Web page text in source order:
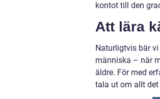
kontot till den
Att lära
Naturligtvis bär
människa – när
äldre. För med
tala ut om allt